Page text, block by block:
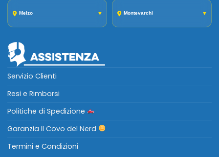
Melzo ▼ Montevarchi ▼
Servizio Clienti
Resi e Rimborsi
Politiche di Spedizione
Garanzia Il Covo del Nerd
Termini e Condizioni